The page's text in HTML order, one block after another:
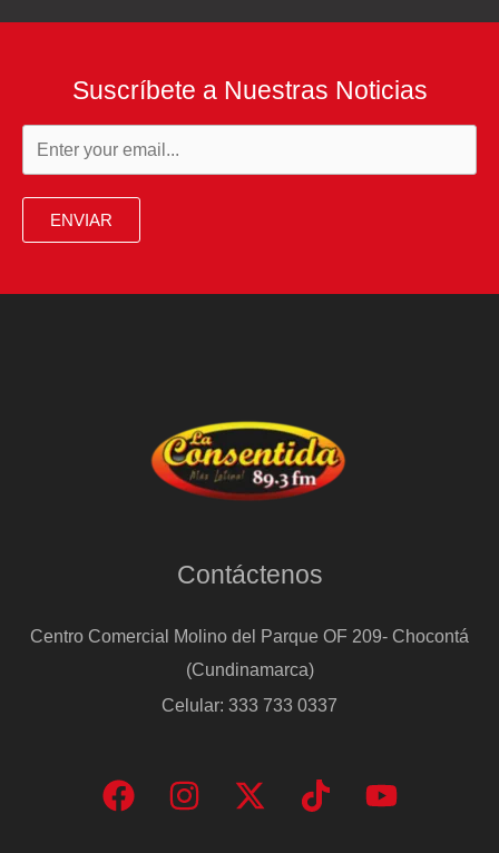
Suscríbete a Nuestras Noticias
ENVIAR
Contáctenos
Centro Comercial Molino del Parque OF 209- Chocontá
(Cundinamarca)
Celular: 333 733 0337